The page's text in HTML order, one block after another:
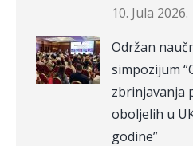
10. Jula 2026.
Održan
simpozijum
zbrinjavanja
oboljelih u
godine”